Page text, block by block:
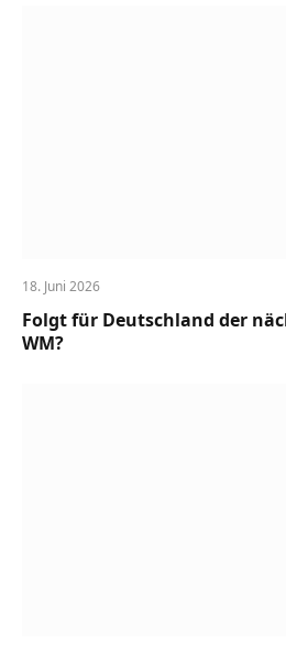
18. Juni 2026
Folgt für Deutschland der
WM?